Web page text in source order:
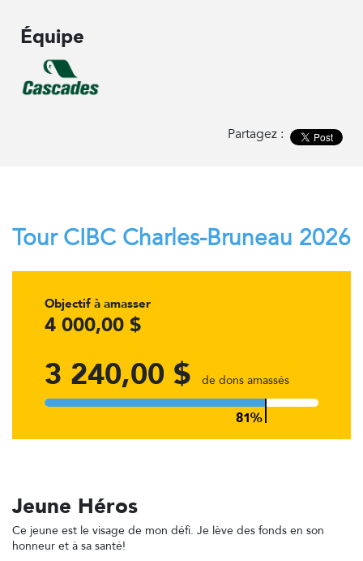
Équipe
Partagez :
Tour CIBC Charles-Bruneau 2026
Objectif à amasser
4 000,00 $
3 240,00 $ de dons amassés
Jeune Héros
Ce jeune est le visage de mon défi. Je lève des fonds en son
honneur et à sa santé!